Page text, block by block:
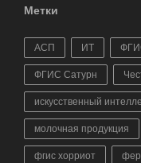
Метки
АСП ИТ
ФГИС Сатурн
искусственный
молочная продукция
фгис хорриот